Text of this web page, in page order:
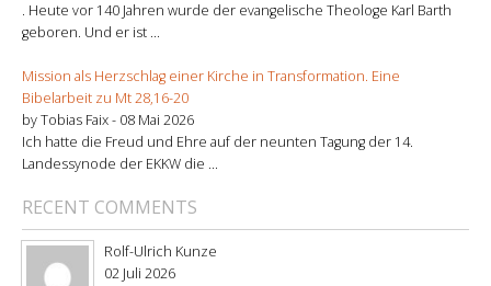
. Heute vor 140 Jahren wurde der evangelische Theologe Karl Barth
geboren. Und er ist ...
Mission als Herzschlag einer Kirche in Transformation. Eine
Bibelarbeit zu Mt 28,16-20
by Tobias Faix - 08 Mai 2026
Ich hatte die Freud und Ehre auf der neunten Tagung der 14.
Landessynode der EKKW die ...
RECENT COMMENTS
Rolf-Ulrich Kunze
02 Juli 2026